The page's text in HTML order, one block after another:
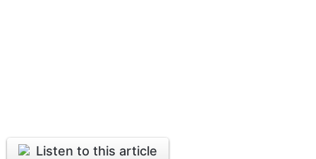
Listen to this article